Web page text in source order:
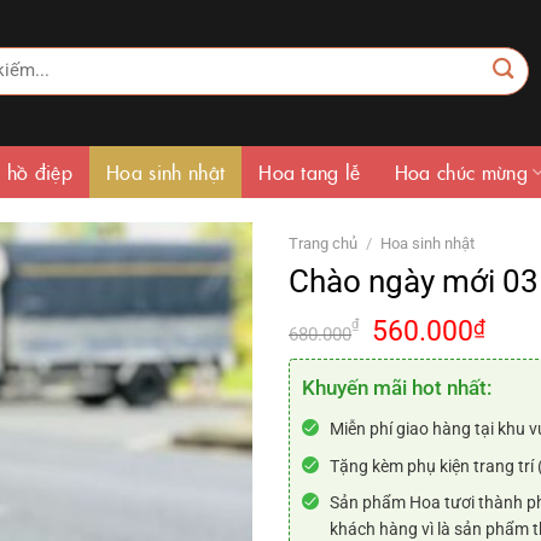
hồ điệp Hoa sinh nhật Hoa tang lễ Hoa chúc mừng
Trang chủ / Hoa sinh nhật
Chào ngày mới 03
680.000₫
Giá
gốc
là:
680.000₫.
560.000₫Giá
hiện
tại
là:
Khuyến mãi hot nhất:
Miễn phí giao hàng tại khu
Tặng kèm phụ kiện trang
Sản phẩm Hoa tươi thành
khách hàng vì là sản phẩm